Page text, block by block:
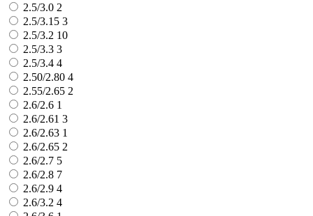
2.5/3.0 2
2.5/3.15 3
2.5/3.2 10
2.5/3.3 3
2.5/3.4 4
2.50/2.80 4
2.55/2.65 2
2.6/2.6 1
2.6/2.61 3
2.6/2.63 1
2.6/2.65 2
2.6/2.7 5
2.6/2.8 7
2.6/2.9 4
2.6/3.2 4